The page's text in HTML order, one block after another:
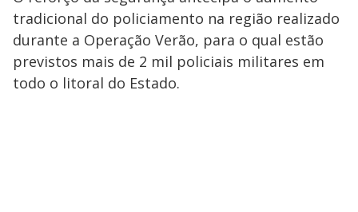
tradicional do policiamento na região realizado
durante a Operação Verão, para o qual estão
previstos mais de 2 mil policiais militares em
todo o litoral do Estado.